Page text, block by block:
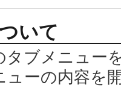
いて
タブメニュー
ューの内容を